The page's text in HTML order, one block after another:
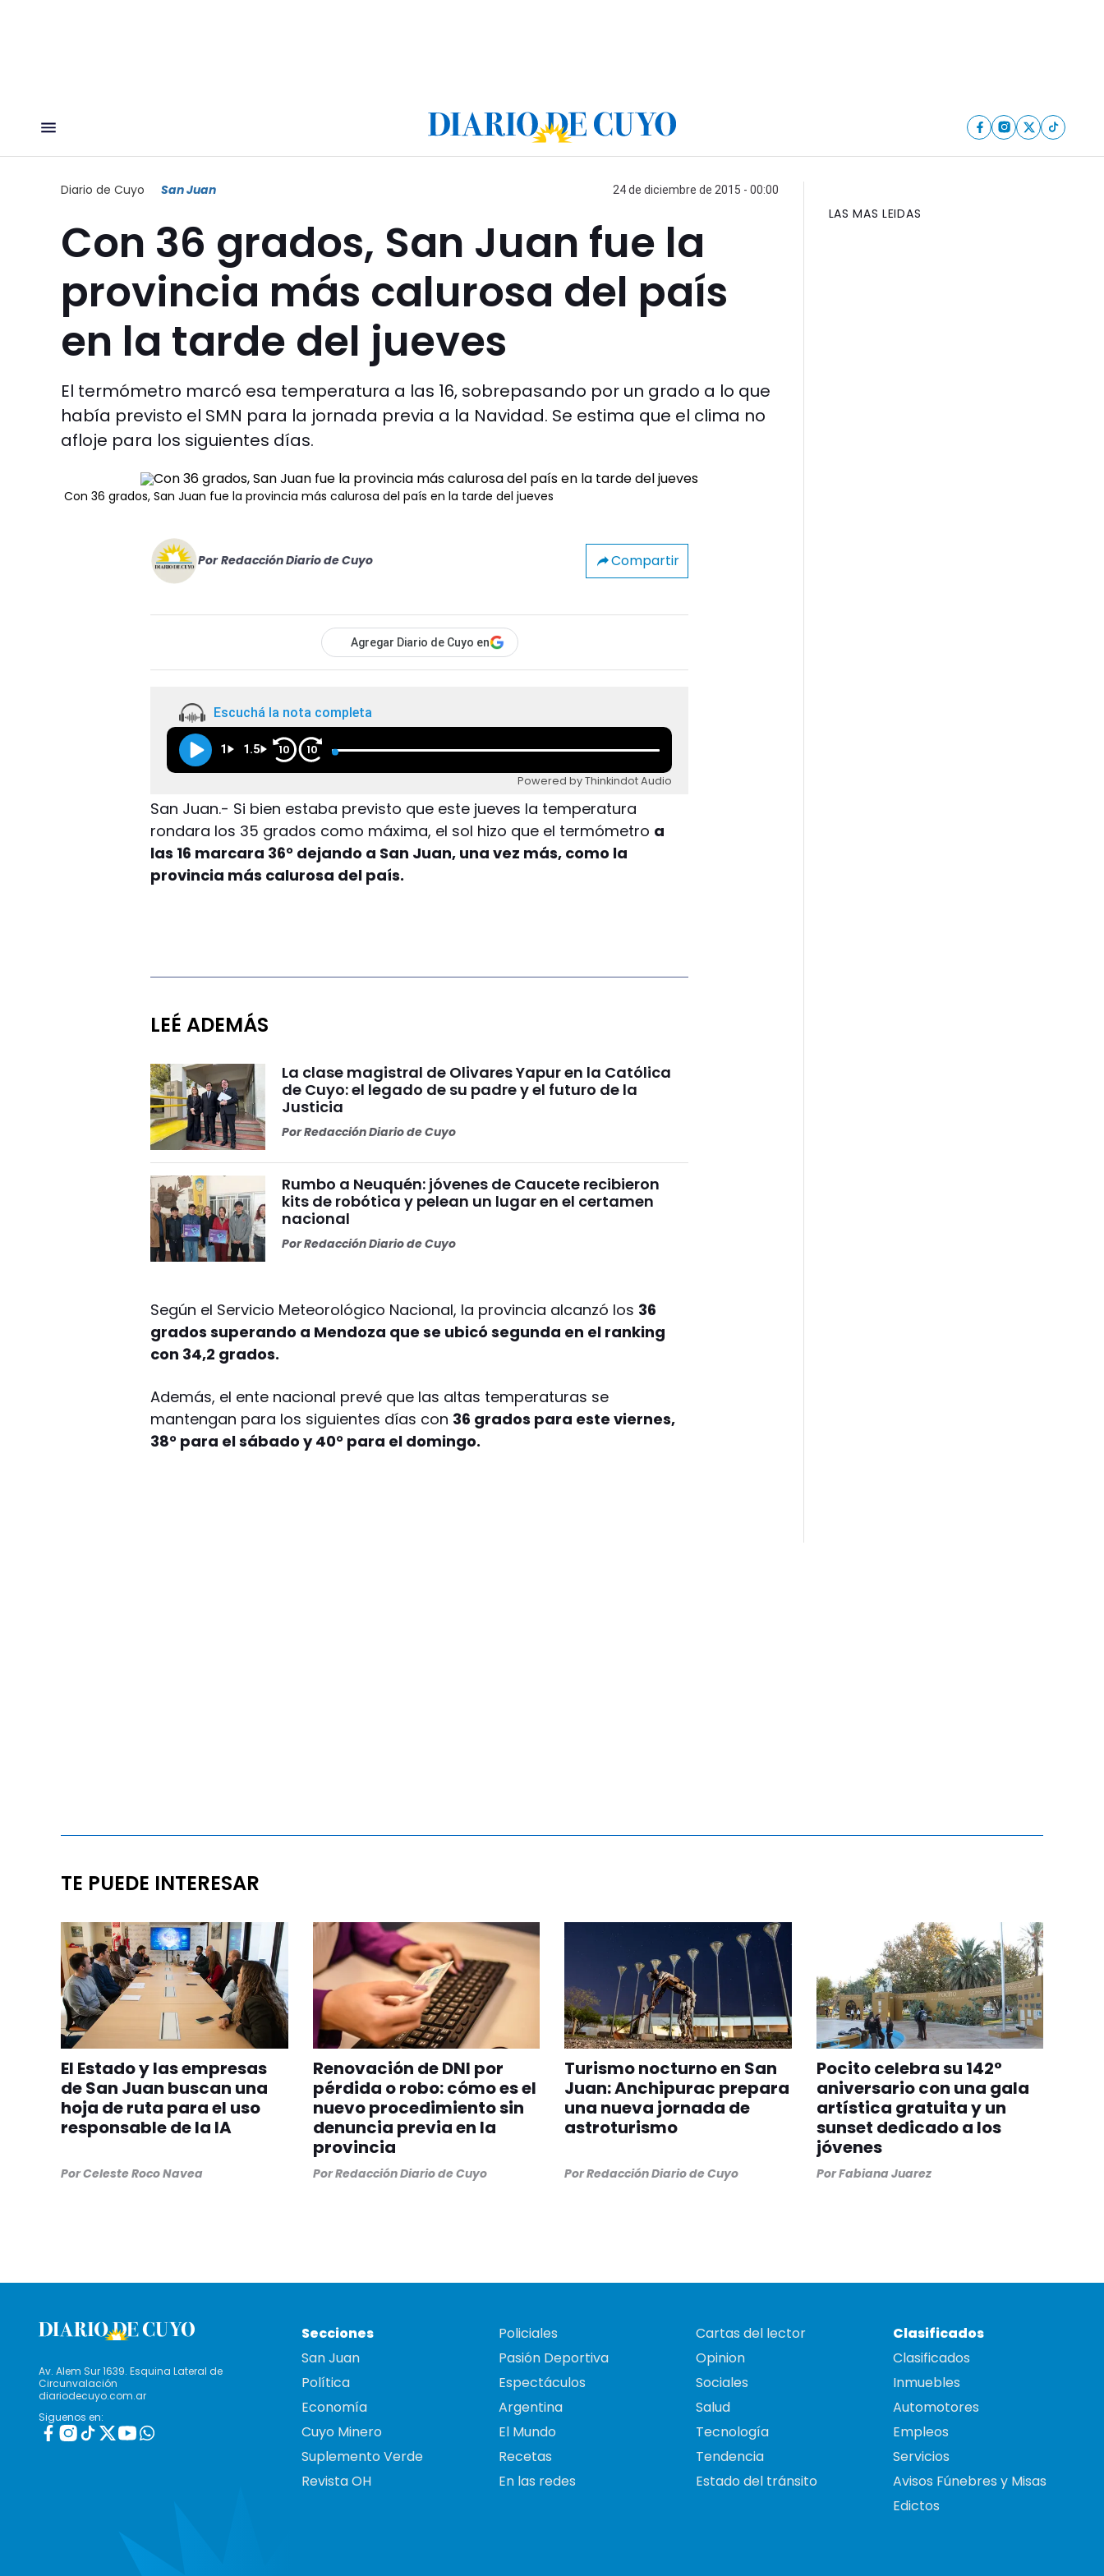
Diario de Cuyo San Juan 24 de diciembre de 2015 - 00:00
Con 36 grados, San Juan fue la
provincia más calurosa del país
en la tarde del jueves
El termómetro marcó esa temperatura a las 16, sobrepasando por un grado a lo que
había previsto el SMN para la jornada previa a la Navidad. Se estima que el clima no
afloje para los siguientes días.
Con 36 grados, San Juan fue la provincia más calurosa del país en la tarde del jueves
Por Redacción Diario de Cuyo Compartir
Agregar Diario de Cuyo en
Escuchá la nota completa
1 1.5 10 10
Powered by Thinkindot Audio
San Juan.- Si bien estaba previsto que este jueves la temperatura
rondara los 35 grados como máxima, el sol hizo que el termómetro a
las 16 marcara 36° dejando a San Juan, una vez más, como la
provincia más calurosa del país.
LEÉ ADEMÁS
La clase magistral de Olivares Yapur en la Católica
de Cuyo: el legado de su padre y el futuro de la
Justicia
PorRedacción Diario de Cuyo
Rumbo a Neuquén: jóvenes de Caucete recibieron
kits de robótica y pelean un lugar en el certamen
nacional
PorRedacción Diario de Cuyo
Según el Servicio Meteorológico Nacional, la provincia alcanzó los 36
grados superando a Mendoza que se ubicó segunda en el ranking
con 34,2 grados.
Además, el ente nacional prevé que las altas temperaturas se
mantengan para los siguientes días con 36 grados para este viernes,
38° para el sábado y 40° para el domingo.
LAS MAS LEIDAS
TE PUEDE INTERESAR
El Estado y las empresas
de San Juan buscan una
hoja de ruta para el uso
responsable de la IA
PorCeleste Roco Navea
Renovación de DNI por
pérdida o robo: cómo es el
nuevo procedimiento sin
denuncia previa en la
provincia
PorRedacción Diario de Cuyo
Turismo nocturno en San
Juan: Anchipurac prepara
una nueva jornada de
astroturismo
PorRedacción Diario de Cuyo
Pocito celebra su 142°
aniversario con una gala
artística gratuita y un
sunset dedicado a los
jóvenes
PorFabiana Juarez
Av. Alem Sur 1639. Esquina Lateral de
Circunvalación
diariodecuyo.com.ar
Siguenos en:
Secciones
San Juan
Política
Economía
Cuyo Minero
Suplemento Verde
Revista OH
Policiales
Pasión Deportiva
Espectáculos
Argentina
El Mundo
Recetas
En las redes
Cartas del lector
Opinion
Sociales
Salud
Tecnología
Tendencia
Estado del tránsito
Clasificados
Clasificados
Inmuebles
Automotores
Empleos
Servicios
Avisos Fúnebres y Misas
Edictos